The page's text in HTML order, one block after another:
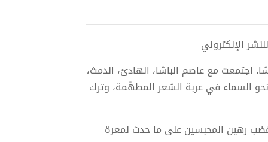
اجتمعت مع عاصم الباشا، الهادئ، الدمث،
السماء في عربة الشعر المطهّمة، وترك
غضب رهين المحبسين على ما حدث لمعرة